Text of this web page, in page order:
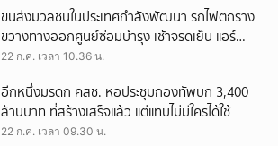
ขนส่งมวลชนในประเทศกำลังพัฒนา รถไฟตกราง
ขวางทางออกศูนย์ซ่อมบำรุง เช้าจรดเย็น แอร์
พอร์ตลิงก์ยังวิ่งได้ขบวนเดียว ชั่วโมงละคันเหมือน
22 ก.ค. เวลา 10.36 น.
อีกหนึ่งมรดก คสช. หอประชุมกองทัพบก 3,400
ล้านบาท ที่สร้างเสร็จแล้ว แต่แทบไม่มีใครได้ใช้
22 ก.ค. เวลา 09.30 น.